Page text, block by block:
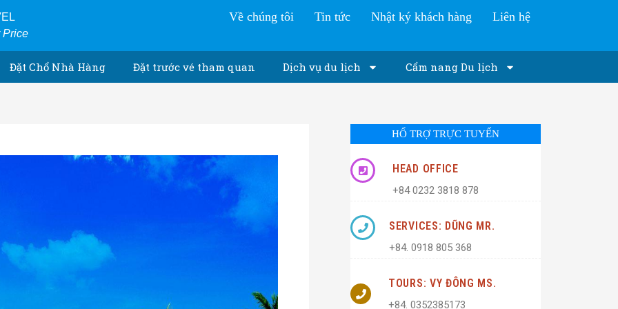
Price
Về chúng tôi Tin tức Nhật ký khách hàng Liên hệ
Đặt Chổ Nhà Hàng Đặt trước vé tham quan Dịch vụ du lịch Cẩm nang Du lịch
HỔ TRỢ TRỰC TUYẾN
HEAD OFFICE
+84 0232 3818 878
SERVICES: DŨNG MR.
+84. 0918 805 368
TOURS: VY ĐÔNG MS.
+84. 0352385173